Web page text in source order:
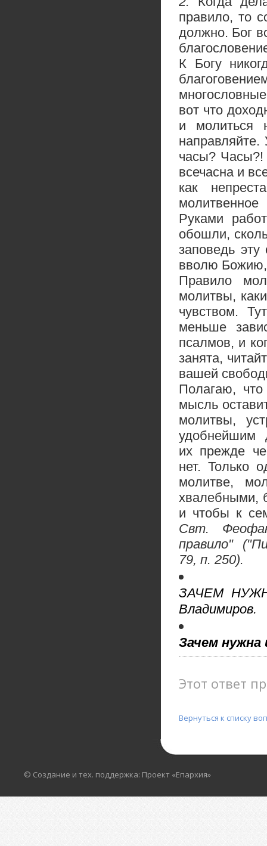
правило, то
должно. Бог
К Богу
вот что
и молиться
часы?
всечасна и
как
Руками
обошли,
заповедь
вволю Божию,
Правило
молитвы,
чувством.
меньше
псалмов, и
занята,
вашей
Полагаю,
мысль
молитвы,
удобнейшим
их прежде
нет. Только
молитве,
хвалебными,
и чтобы к
Свт.
правило"
79, п. 250).
ЗАЧЕМ
Владимиров.
Зачем нужна
Этот ответ
Вернуться к списку
© Создание и тех. поддержка: Проект «Епархия»